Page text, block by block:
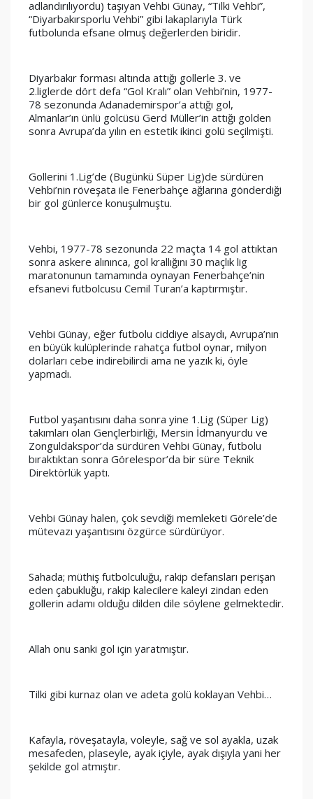
adlandırılıyordu) taşıyan Vehbi Günay, “Tilki Vehbi”,
“Diyarbakırsporlu Vehbi” gibi lakaplarıyla Türk
futbolunda efsane olmuş değerlerden biridir.
Diyarbakır forması altında attığı gollerle 3. ve
2.liglerde dört defa “Gol Kralı” olan Vehbi’nin, 1977-
78 sezonunda Adanademirspor’a attığı gol,
Almanlar’ın ünlü golcüsü Gerd Müller’in attığı golden
sonra Avrupa’da yılın en estetik ikinci golü seçilmişti.
Gollerini 1.Lig’de (Bugünkü Süper Lig)de sürdüren
Vehbi’nin röveşata ile Fenerbahçe ağlarına gönderdiği
bir gol günlerce konuşulmuştu.
Vehbi, 1977-78 sezonunda 22 maçta 14 gol attıktan
sonra askere alınınca, gol krallığını 30 maçlık lig
maratonunun tamamında oynayan Fenerbahçe’nin
efsanevi futbolcusu Cemil Turan’a kaptırmıştır.
Vehbi Günay, eğer futbolu ciddiye alsaydı, Avrupa’nın
en büyük kulüplerinde rahatça futbol oynar, milyon
dolarları cebe indirebilirdi ama ne yazık ki, öyle
yapmadı.
Futbol yaşantısını daha sonra yine 1.Lig (Süper Lig)
takımları olan Gençlerbirliği, Mersin İdmanyurdu ve
Zonguldakspor’da sürdüren Vehbi Günay, futbolu
bıraktıktan sonra Görelespor’da bir süre Teknik
Direktörlük yaptı.
Vehbi Günay halen, çok sevdiği memleketi Görele’de
mütevazı yaşantısını özgürce sürdürüyor.
Sahada; müthiş futbolculuğu, rakip defansları perişan
eden çabukluğu, rakip kalecilere kaleyi zindan eden
Allah onu sanki gol için yaratmıştır.
Tilki gibi kurnaz olan ve adeta golü koklayan Vehbi…
Kafayla, röveşatayla, voleyle, sağ ve sol ayakla, uzak
mesafeden, plaseyle, ayak içiyle, ayak dışıyla yani her
şekilde gol atmıştır.